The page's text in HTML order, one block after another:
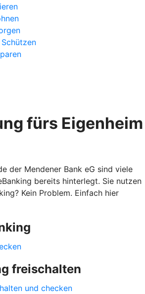
fürs Eigenheim
der Mendener Bank eG sind viele
bereits hinterlegt. Sie nutzen
Kein Problem. Einfach hier
freischalten
und checken